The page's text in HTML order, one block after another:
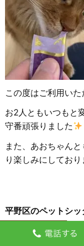
この度はご利用い
お2人ともいつもと
守番頑張りました
また、あおちゃん
り楽しみにしており
平野区のペットシ
こんばんは！